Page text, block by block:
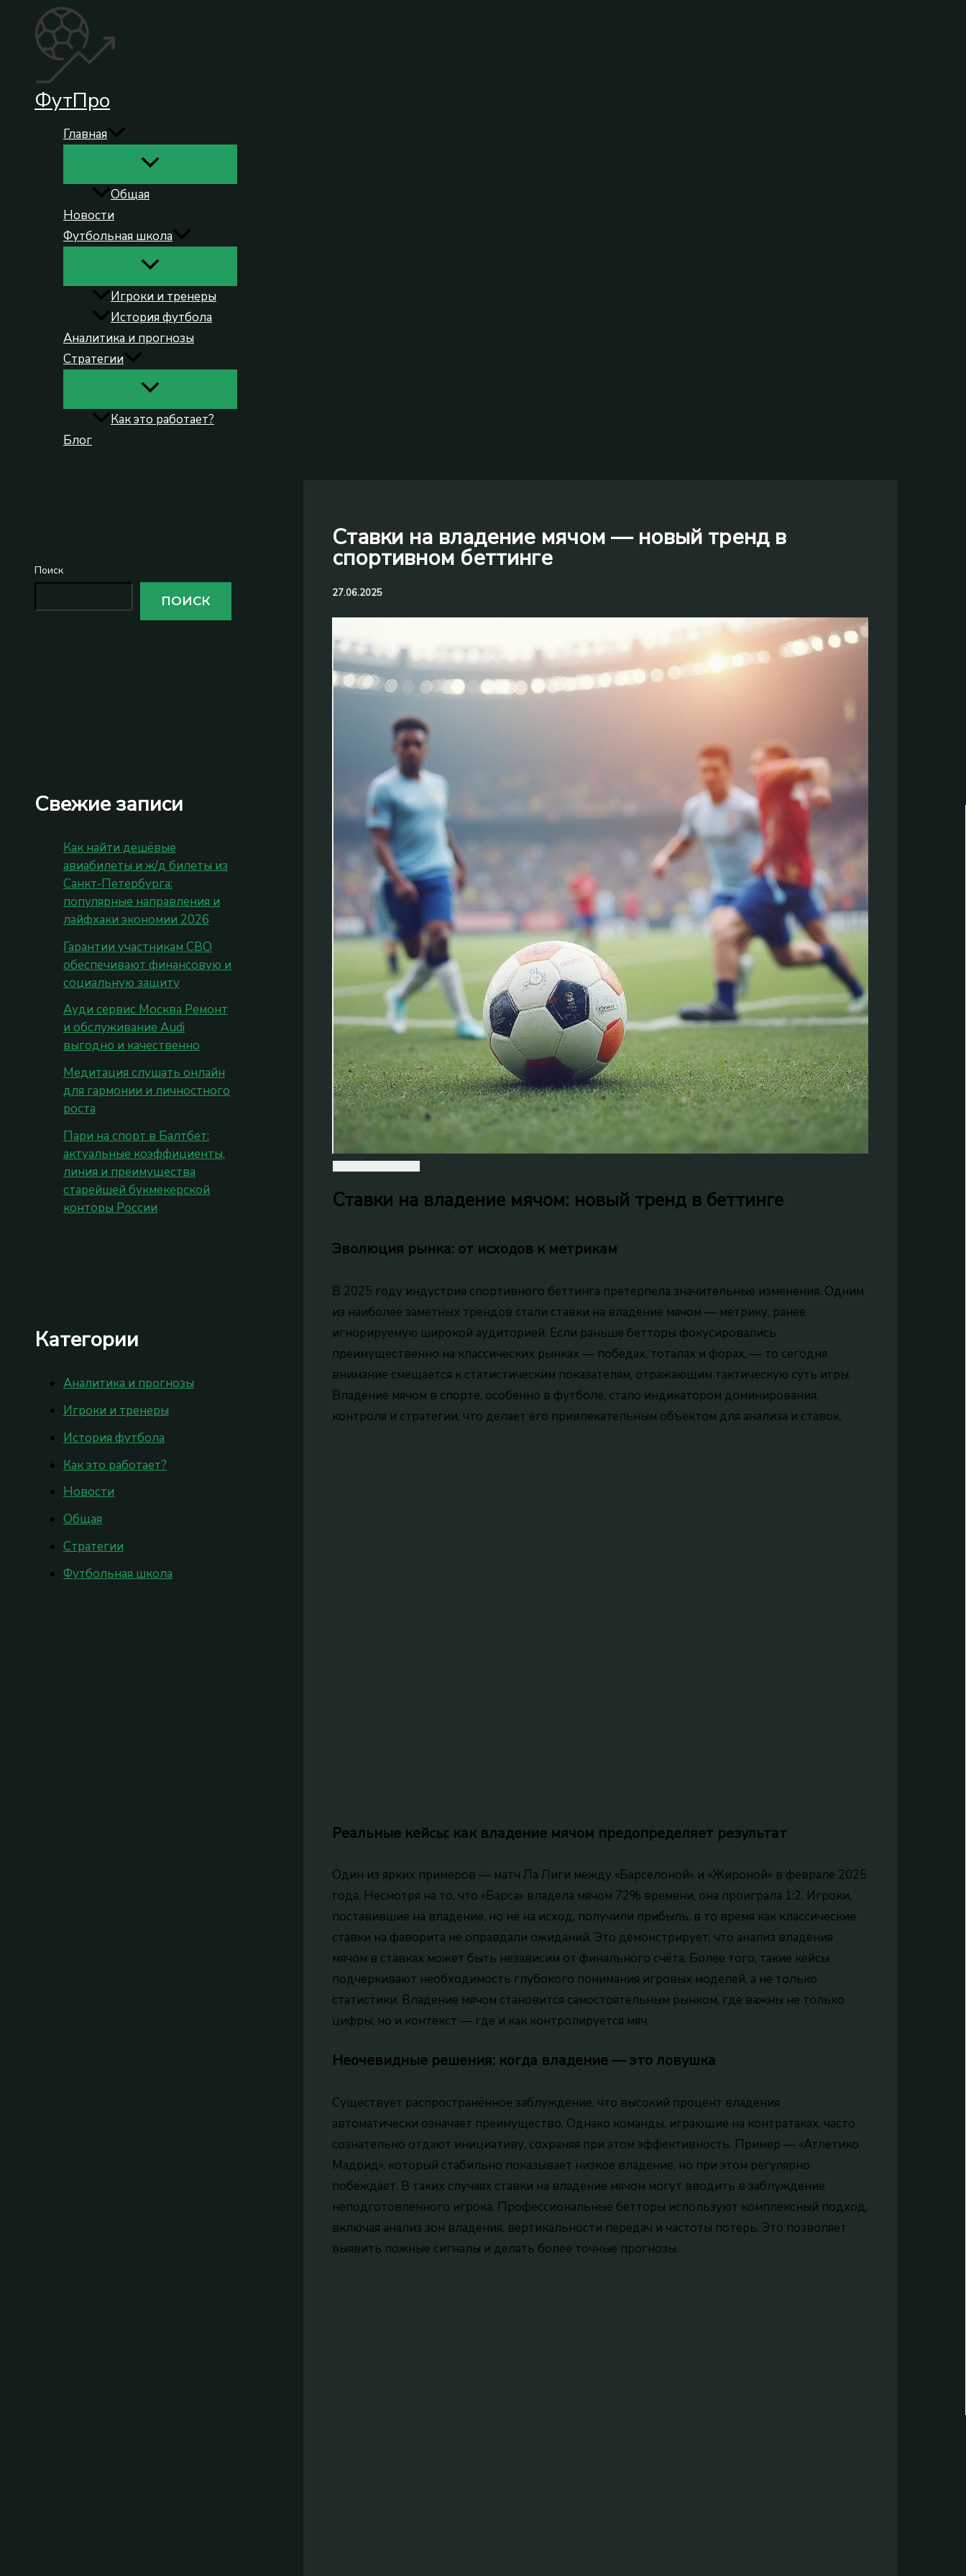
Перейти
содержимому
ФутПро
Главная
Общая
Новости
Футбольная школа
Игроки и тренеры
История футбола
Аналитика и прогнозы
Стратегии
Как это работает?
Блог
Поиск
ПОИСК
Свежие записи
Как найти дешёвые
авиабилеты и ж/д билеты из
Санкт‑Петербурга:
популярные направления и
лайфхаки экономии 2026
Гарантии участникам СВО
обеспечивают финансовую и
социальную защиту
Ауди сервис Москва Ремонт
и обслуживание Audi
выгодно и качественно
Медитация слушать онлайн
для гармонии и личностного
роста
Пари на спорт в Балтбет:
актуальные коэффициенты,
линия и преимущества
старейшей букмекерской
конторы России
Категории
Аналитика и прогнозы
Игроки и тренеры
История футбола
Как это работает?
Новости
Общая
Стратегии
Футбольная школа
Ставки на владение мячом — новый тренд в
спортивном беттинге
27.06.2025
Ставки на владение мячом: новый тренд в беттинге
Эволюция рынка: от исходов к метрикам
В 2025 году индустрия спортивного беттинга претерпела значительные изменения. Одним
из наиболее заметных трендов стали ставки на владение мячом — метрику, ранее
игнорируемую широкой аудиторией. Если раньше бетторы фокусировались
преимущественно на классических рынках — победах, тоталах и форах, — то сегодня
внимание смещается к статистическим показателям, отражающим тактическую суть игры.
Владение мячом в спорте, особенно в футболе, стало индикатором доминирования,
контроля и стратегии, что делает его привлекательным объектом для анализа и ставок.
Реальные кейсы: как владение мячом предопределяет результат
Один из ярких примеров — матч Ла Лиги между «Барселоной» и «Жироной» в феврале 2025
года. Несмотря на то, что «Барса» владела мячом 72% времени, она проиграла 1:2. Игроки,
поставившие на владение, но не на исход, получили прибыль, в то время как классические
ставки на фаворита не оправдали ожиданий. Это демонстрирует, что анализ владения
мячом в ставках может быть независим от финального счёта. Более того, такие кейсы
подчеркивают необходимость глубокого понимания игровых моделей, а не только
статистики. Владение мячом становится самостоятельным рынком, где важны не только
цифры, но и контекст — где и как контролируется мяч.
Неочевидные решения: когда владение — это ловушка
Существует распространённое заблуждение, что высокий процент владения
автоматически означает преимущество. Однако команды, играющие на контратаках, часто
сознательно отдают инициативу, сохраняя при этом эффективность. Пример — «Атлетико
Мадрид», который стабильно показывает низкое владение, но при этом регулярно
побеждает. В таких случаях ставки на владение мячом могут вводить в заблуждение
неподготовленного игрока. Профессиональные бетторы используют комплексный подход,
включая анализ зон владения, вертикальности передач и частоты потерь. Это позволяет
выявить ложные сигналы и делать более точные прогнозы.